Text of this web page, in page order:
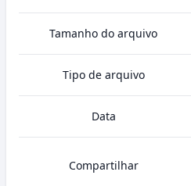
Tamanho do arquivo
Tipo de arquivo
Data
Compartilhar